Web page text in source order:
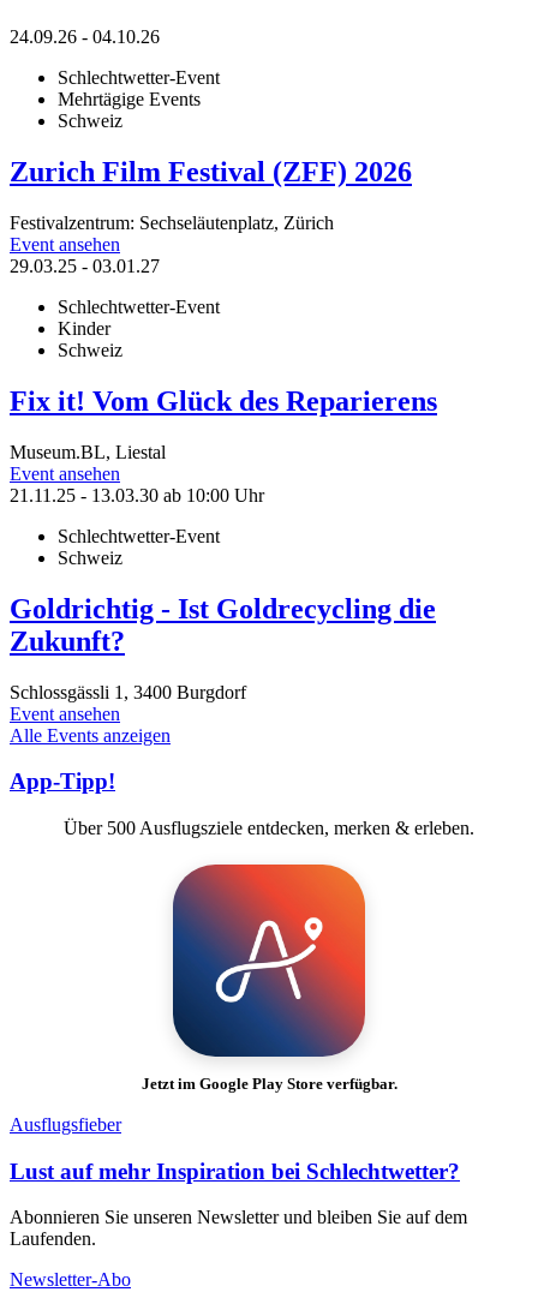
24.09.26 - 04.10.26
Schlechtwetter-Event
Mehrtägige Events
Schweiz
Zurich Film Festival (ZFF) 2026
Festivalzentrum: Sechseläutenplatz, Zürich
Event ansehen
29.03.25 - 03.01.27
Schlechtwetter-Event
Kinder
Schweiz
Fix it! Vom Glück des Reparierens
Museum.BL, Liestal
Event ansehen
21.11.25 - 13.03.30 ab 10:00 Uhr
Schlechtwetter-Event
Schweiz
Goldrichtig - Ist Goldrecycling die
Zukunft?
Schlossgässli 1, 3400 Burgdorf
Event ansehen
Alle Events anzeigen
App-Tipp!
Über 500 Ausflugsziele entdecken, merken & erleben.
Jetzt im Google Play Store verfügbar.
Ausflugsfieber
Lust auf mehr Inspiration bei Schlechtwetter?
Abonnieren Sie unseren Newsletter und bleiben Sie auf dem
Laufenden.
Newsletter-Abo